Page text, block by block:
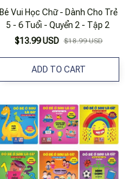
Bé Vui Học Chữ - Dành Cho Trẻ
5 - 6 Tuổi - Quyển 2 - Tập 2
$13.99 USD $18.99 USD
ADD TO CART